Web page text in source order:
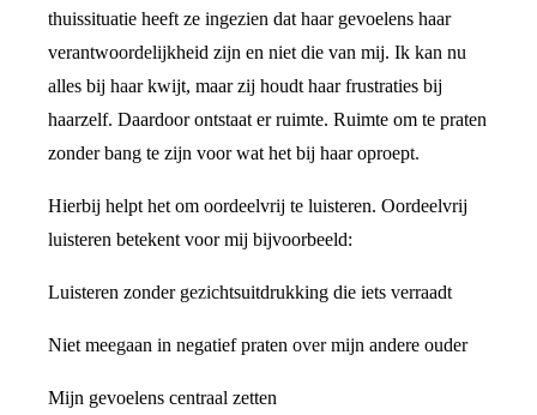
thuissituatie heeft ze ingezien dat haar gevoelens haar
verantwoordelijkheid zijn en niet die van mij. Ik kan nu
alles bij haar kwijt, maar zij houdt haar frustraties bij
haarzelf. Daardoor ontstaat er ruimte. Ruimte om te praten
zonder bang te zijn voor wat het bij haar oproept.
Hierbij helpt het om oordeelvrij te luisteren. Oordeelvrij
luisteren betekent voor mij bijvoorbeeld:
Luisteren zonder gezichtsuitdrukking die iets verraadt
Niet meegaan in negatief praten over mijn andere ouder
Mijn gevoelens centraal zetten